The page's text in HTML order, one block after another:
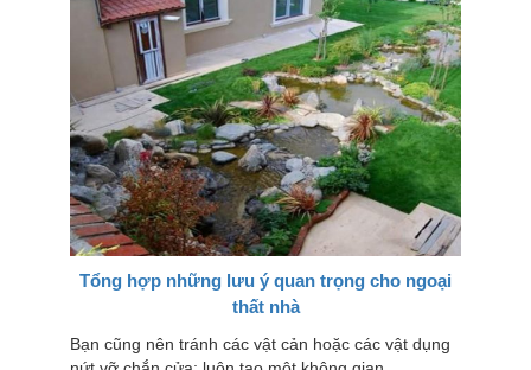
Tổng hợp những lưu ý quan trọng cho ngoại
thất nhà
Bạn cũng nên tránh các vật cản hoặc các vật dụng